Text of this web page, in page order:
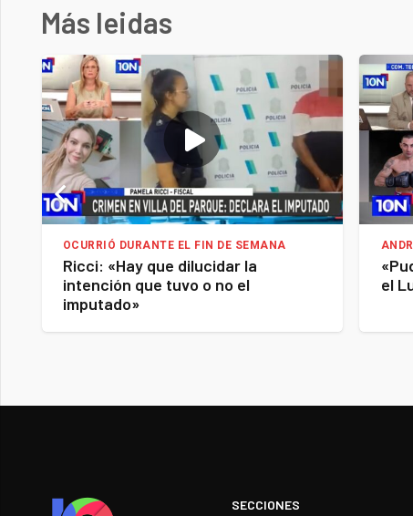
Más leidas
OCURRIÓ DURANTE EL FIN DE SEMANA
Ricci: «Hay que dilucidar la
intención que tuvo o no el
imputado»
el
SECCIONES